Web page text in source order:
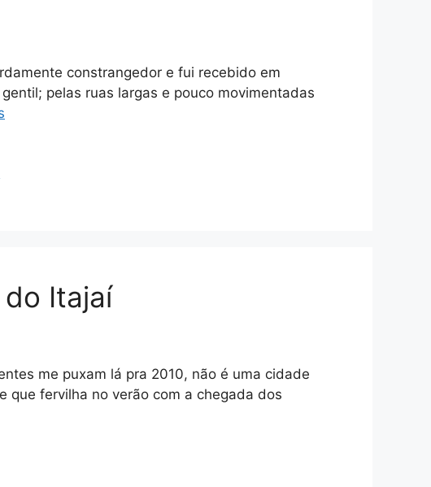
constrangedor e fui recebido em
pelas ruas largas e pouco movimentadas
Itajaí
me puxam lá pra 2010, não é uma cidade
que fervilha no verão com a chegada dos